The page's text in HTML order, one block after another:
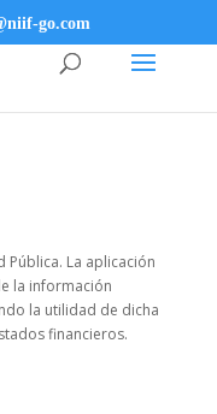
go.com
Pública. La aplicación
la información
la utilidad de dicha
financieros.